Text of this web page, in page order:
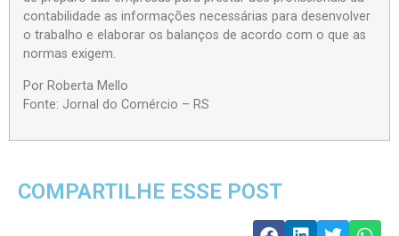
contabilidade as informações necessárias para desenvolver
o trabalho e elaborar os balanços de acordo com o que as
normas exigem.
Por Roberta Mello
Fonte: Jornal do Comércio – RS
COMPARTILHE ESSE POST